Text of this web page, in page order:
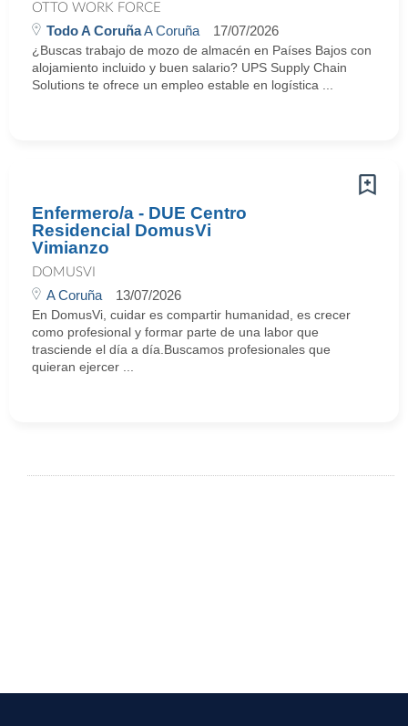
OTTO WORK FORCE
Todo A CoruñaA Coruña 17/07/2026
¿Buscas trabajo de mozo de almacén en Países Bajos con
alojamiento incluido y buen salario? UPS Supply Chain
Solutions te ofrece un empleo estable en logística ...
Enfermero/a - DUE Centro
Residencial DomusVi
Vimianzo
DOMUSVI
A Coruña 13/07/2026
En DomusVi, cuidar es compartir humanidad, es crecer
como profesional y formar parte de una labor que
trasciende el día a día.Buscamos profesionales que
quieran ejercer ...